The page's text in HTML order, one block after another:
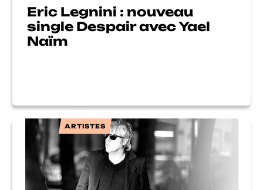
Eric Legnini : nouveau
single Despair avec Yael
Naïm
ARTISTES